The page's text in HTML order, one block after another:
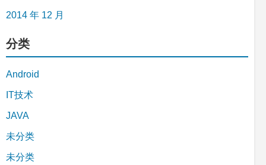
2014 年 12 月
分类
Android
IT技术
JAVA
未分类
未分类